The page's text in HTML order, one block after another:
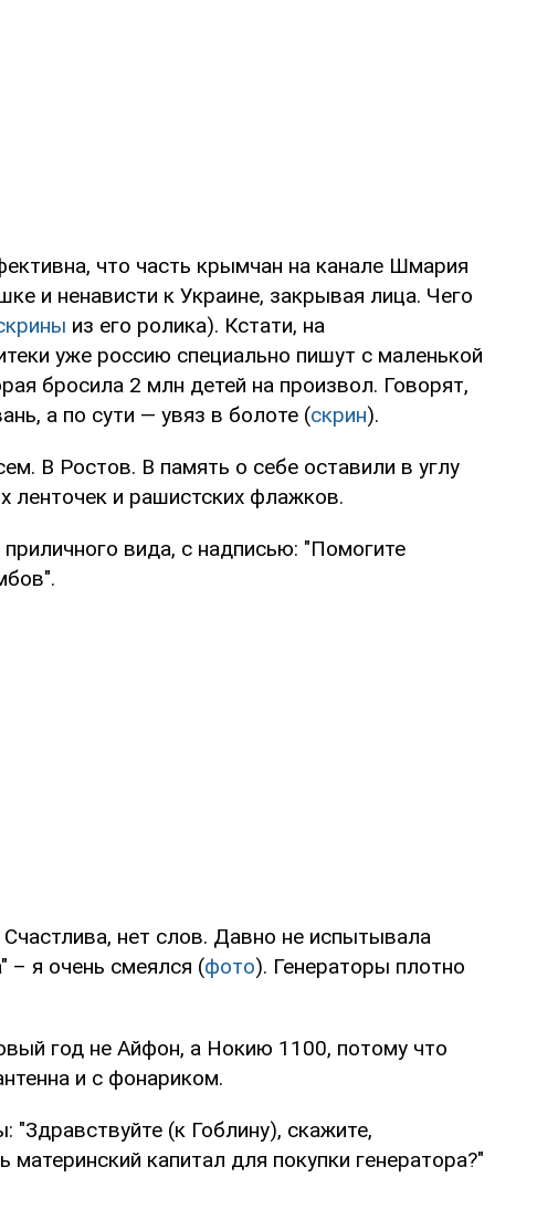
что часть крымчан на канале Шмария
и ненависти к Украине, закрывая лица. Чего
из его ролика). Кстати, на
уже россию специально пишут с маленькой
бросила 2 млн детей на произвол. Говорят,
а по сути — увяз в болоте (скрин).
В Ростов. В память о себе оставили в углу
ленточек и рашистских флажков.
вида, с надписью: "Помогите
нет слов. Давно не испытывала
– я очень смеялся (фото). Генераторы плотно
год не Айфон, а Нокию 1100, потому что
и с фонариком.
(к Гоблину), скажите,
капитал для покупки генератора?"